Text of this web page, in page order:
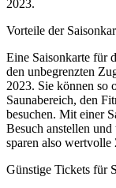
2023.
Vorteile der
Eine Saisonkarte für
den unbegrenzten
2023. Sie können so
Saunabereich, den
besuchen. Mit einer
Besuch anstellen
sparen also wertvolle
Günstige Tickets für